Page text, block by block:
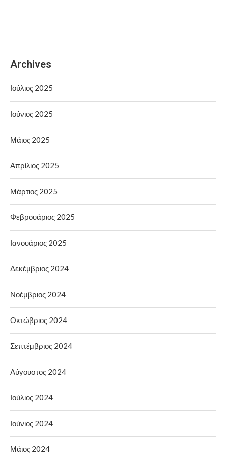
Archives
Ιούλιος 2025
Ιούνιος 2025
Μάιος 2025
Απρίλιος 2025
Μάρτιος 2025
Φεβρουάριος 2025
Ιανουάριος 2025
Δεκέμβριος 2024
Νοέμβριος 2024
Οκτώβριος 2024
Σεπτέμβριος 2024
Αύγουστος 2024
Ιούλιος 2024
Ιούνιος 2024
Μάιος 2024